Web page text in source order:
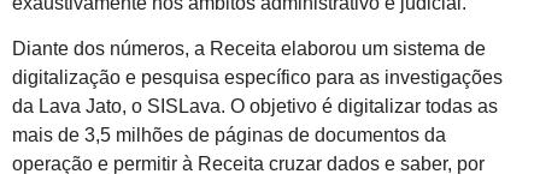
Diante dos números, a Receita elaborou um sistema de
digitalização e pesquisa específico para as investigações
da Lava Jato, o SISLava. O objetivo é digitalizar todas as
mais de 3,5 milhões de páginas de documentos da
operação e permitir à Receita cruzar dados e saber, por